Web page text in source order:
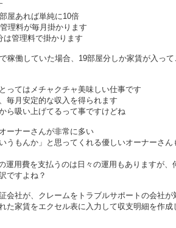
屋あれば単純に10倍
理料が毎月掛かります
は管理料で掛かります
稼働していた場合、19部屋分しか家賃が入っ
ってはメチャクチャ美味しい仕事です
毎月安定的な収入を得られます
ら吸い上げてるって事ですけどね
ーナーさんが非常に多い
うもんか」と思ってくれる優しいオーナーさ
運用費を支払うのは日々の運用もありますが
ですよね？
会社が、クレームをトラブルサポートの会社
た家賃をエクセル表に入力して収支明細を作